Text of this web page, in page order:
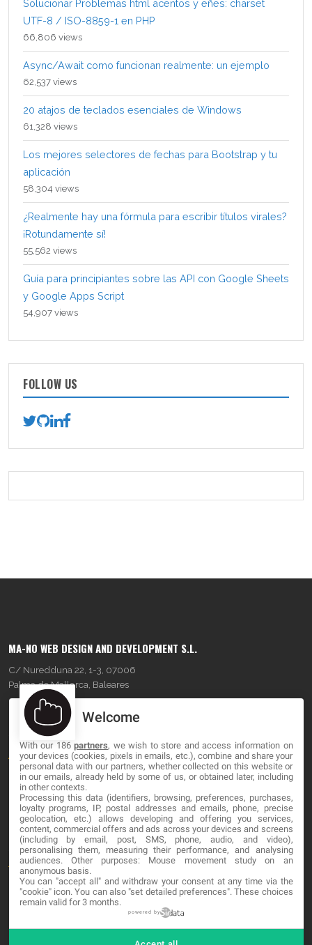
Solucionar Problemas html acentos y eñes: charset
UTF-8 / ISO-8859-1 en PHP
66,806 views
Async/Await como funcionan realmente: un ejemplo
62,537 views
20 atajos de teclados esenciales de Windows
61,328 views
Los mejores selectores de fechas para Bootstrap y tu
aplicación
58,304 views
¿Realmente hay una fórmula para escribir títulos virales?
¡Rotundamente sí!
55,562 views
Guía para principiantes sobre las API con Google Sheets
y Google Apps Script
54,907 views
FOLLOW US
MA-NO WEB DESIGN AND DEVELOPMENT S.L.
C/ Nuredduna 22, 1-3, 07006
Palma de Mallorca, Baleares
OUR COMPANY
About
Blog
Contact
LEGAL
Terminos y Condiciones
Política de Privacidad
Welcome
With our 186partners, we wish to store and access information on
your devices (cookies, pixels in emails, etc.), combine and share your
personal data with our partners, whether collected on this website or
in our emails, already held by some of us, or obtained later, including
in other contexts.
Processing this data (identifiers, browsing, preferences, purchases,
loyalty programs, IP, postal addresses and emails, phone, precise
geolocation, etc.) allows developing and offering you services,
content, commercial offers and ads across your devices and screens
(including by email, post, SMS, phone, audio, and video),
personalising them, measuring their performance, and analysing
audiences. Other purposes: Mouse movement study on an
anonymous basis.
You can "accept all" and withdraw your consent at any time via the
"cookie" icon. You can also "set detailed preferences". These choices
remain valid for 3 months.
powered by